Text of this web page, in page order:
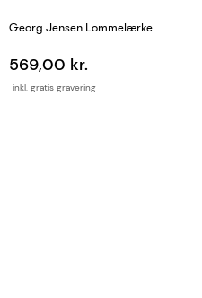
Georg Jensen Lommelærke
inkl. gratis gravering
569,00 kr.